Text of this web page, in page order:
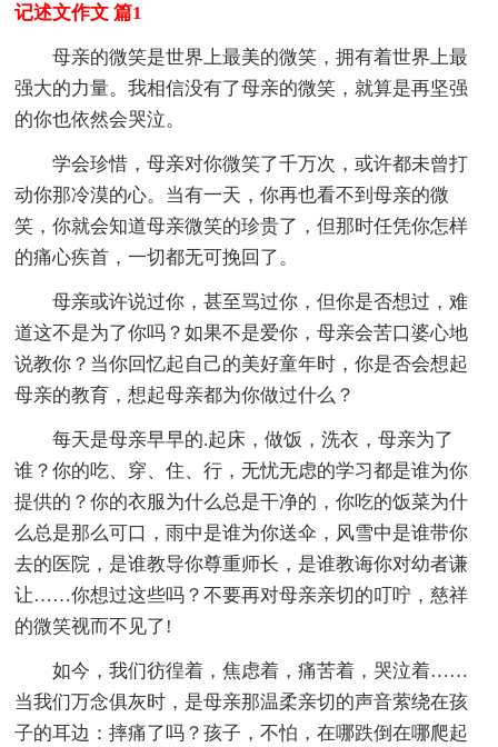
记述文作文 篇1
母亲的微笑是世界上最美的微笑，拥有着世界上最
强大的力量。我相信没有了母亲的微笑，就算是再坚强
的你也依然会哭泣。
学会珍惜，母亲对你微笑了千万次，或许都未曾打
动你那冷漠的心。当有一天，你再也看不到母亲的微
笑，你就会知道母亲微笑的珍贵了，但那时任凭你怎样
的痛心疾首，一切都无可挽回了。
母亲或许说过你，甚至骂过你，但你是否想过，难
道这不是为了你吗？如果不是爱你，母亲会苦口婆心地
说教你？当你回忆起自己的美好童年时，你是否会想起
母亲的教育，想起母亲都为你做过什么？
每天是母亲早早的.起床，做饭，洗衣，母亲为了
谁？你的吃、穿、住、行，无忧无虑的学习都是谁为你
提供的？你的衣服为什么总是干净的，你吃的饭菜为什
么总是那么可口，雨中是谁为你送伞，风雪中是谁带你
去的医院，是谁教导你尊重师长，是谁教诲你对幼者谦
让……你想过这些吗？不要再对母亲亲切的叮咛，慈祥
的微笑视而不见了!
如今，我们彷徨着，焦虑着，痛苦着，哭泣着……
当我们万念俱灰时，是母亲那温柔亲切的声音萦绕在孩
子的耳边：摔痛了吗？孩子，不怕，在哪跌倒在哪爬起